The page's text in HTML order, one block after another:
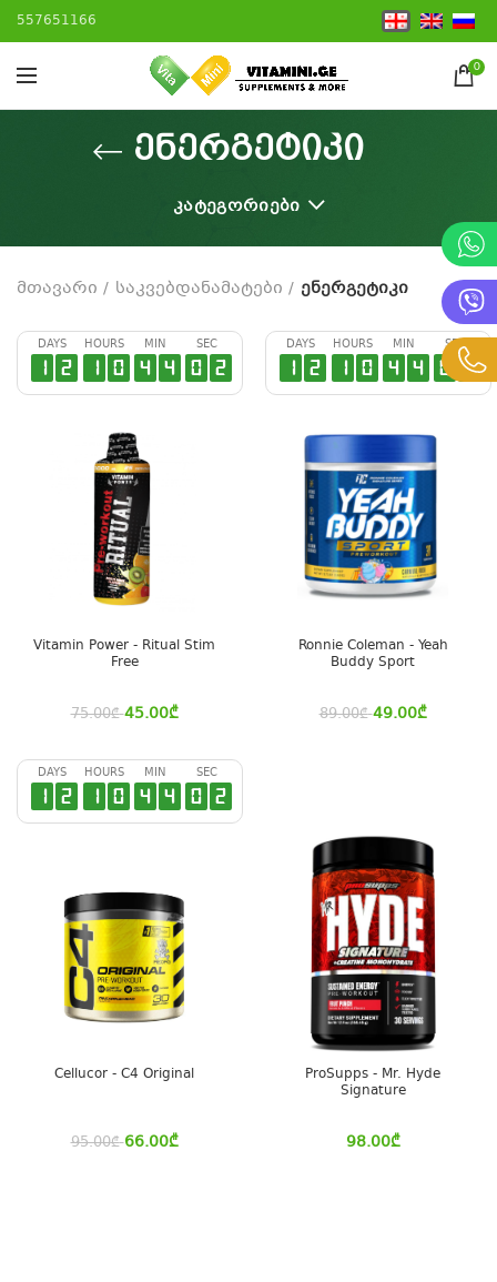
557651166
0
ენერგეტიკი
ᲙᲐᲢᲔᲒᲝᲠᲘᲔᲑᲘ
მთავარი საკვებდანამატები ენერგეტიკი
DAYS
1 2
HOURS
1 0
MIN
4 4
SEC
0 1
Vitamin Power - Ritual Stim
Free
75.00₾ 45.00₾
DAYS
1 2
HOURS
1 0
MIN
4 4
SEC
0 1
Ronnie Coleman - Yeah
Buddy Sport
89.00₾ 49.00₾
DAYS
1 2
HOURS
1 0
MIN
4 4
SEC
0 1
Cellucor - C4 Original
95.00₾ 66.00₾
ProSupps - Mr. Hyde
Signature
98.00₾